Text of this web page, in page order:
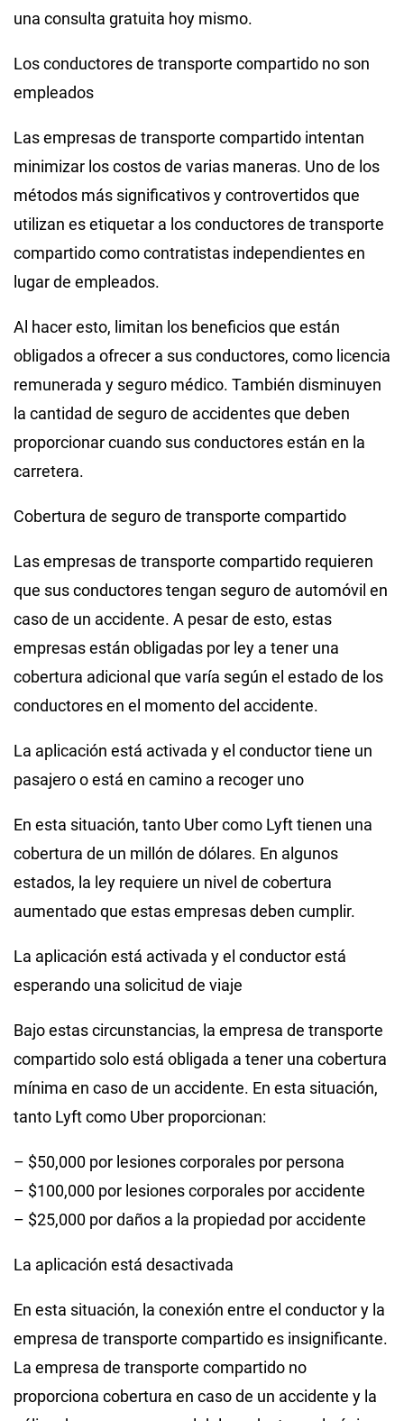
una consulta gratuita hoy mismo.
Los conductores de transporte compartido no son
empleados
Las empresas de transporte compartido intentan
minimizar los costos de varias maneras. Uno de los
métodos más significativos y controvertidos que
utilizan es etiquetar a los conductores de transporte
compartido como contratistas independientes en
lugar de empleados.
Al hacer esto, limitan los beneficios que están
obligados a ofrecer a sus conductores, como licencia
remunerada y seguro médico. También disminuyen
la cantidad de seguro de accidentes que deben
proporcionar cuando sus conductores están en la
carretera.
Cobertura de seguro de transporte compartido
Las empresas de transporte compartido requieren
que sus conductores tengan seguro de automóvil en
caso de un accidente. A pesar de esto, estas
empresas están obligadas por ley a tener una
cobertura adicional que varía según el estado de los
conductores en el momento del accidente.
La aplicación está activada y el conductor tiene un
pasajero o está en camino a recoger uno
En esta situación, tanto Uber como Lyft tienen una
cobertura de un millón de dólares. En algunos
estados, la ley requiere un nivel de cobertura
aumentado que estas empresas deben cumplir.
La aplicación está activada y el conductor está
esperando una solicitud de viaje
Bajo estas circunstancias, la empresa de transporte
compartido solo está obligada a tener una cobertura
mínima en caso de un accidente. En esta situación,
tanto Lyft como Uber proporcionan:
– $50,000 por lesiones corporales por persona
– $100,000 por lesiones corporales por accidente
– $25,000 por daños a la propiedad por accidente
La aplicación está desactivada
En esta situación, la conexión entre el conductor y la
empresa de transporte compartido es insignificante.
La empresa de transporte compartido no
proporciona cobertura en caso de un accidente y la